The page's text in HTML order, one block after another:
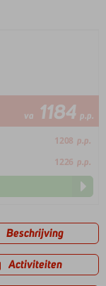
va 1184 p.p.
1208 p.p.
1226 p.p.
Beschrijving
Activiteiten